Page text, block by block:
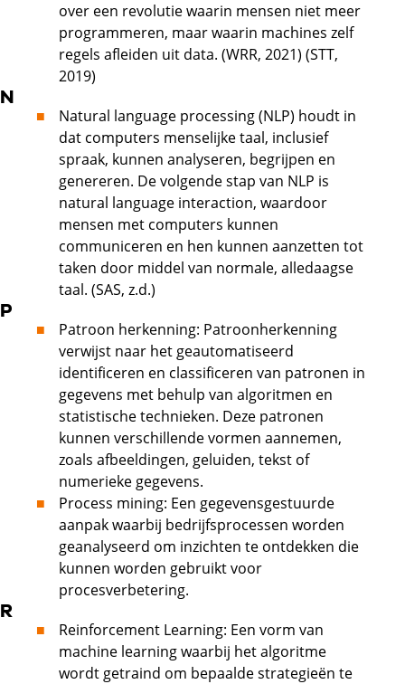
over een revolutie waarin mensen niet meer
programmeren, maar waarin machines zelf
regels afleiden uit data. (WRR, 2021) (STT,
2019)
N
Natural language processing (NLP) houdt in
dat computers menselijke taal, inclusief
spraak, kunnen analyseren, begrijpen en
genereren. De volgende stap van NLP is
natural language interaction, waardoor
mensen met computers kunnen
communiceren en hen kunnen aanzetten tot
taken door middel van normale, alledaagse
taal. (SAS, z.d.)
P
Patroon herkenning: Patroonherkenning
verwijst naar het geautomatiseerd
identificeren en classificeren van patronen in
gegevens met behulp van algoritmen en
statistische technieken. Deze patronen
kunnen verschillende vormen aannemen,
zoals afbeeldingen, geluiden, tekst of
numerieke gegevens.
Process mining: Een gegevensgestuurde
aanpak waarbij bedrijfsprocessen worden
geanalyseerd om inzichten te ontdekken die
kunnen worden gebruikt voor
procesverbetering.
R
Reinforcement Learning: Een vorm van
machine learning waarbij het algoritme
wordt getraind om bepaalde strategieën te